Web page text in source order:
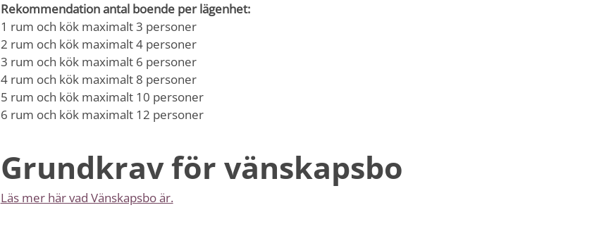
Rekommendation antal boende per lägenhet:
1 rum och kök maximalt 3 personer
2 rum och kök maximalt 4 personer
3 rum och kök maximalt 6 personer
4 rum och kök maximalt 8 personer
5 rum och kök maximalt 10 personer
6 rum och kök maximalt 12 personer
Grundkrav för vänskapsbo
Läs mer här vad Vänskapsbo är.